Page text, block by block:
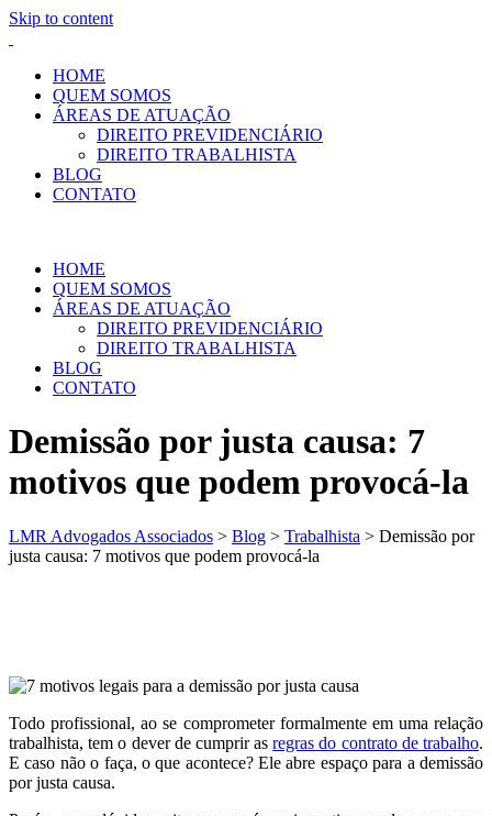
Skip to content
HOME
QUEM SOMOS
ÁREAS DE ATUAÇÃO
DIREITO PREVIDENCIÁRIO
DIREITO TRABALHISTA
BLOG
CONTATO
HOME
QUEM SOMOS
ÁREAS DE ATUAÇÃO
DIREITO PREVIDENCIÁRIO
DIREITO TRABALHISTA
BLOG
CONTATO
Demissão por justa causa: 7
motivos que podem provocá-la
LMR Advogados Associados > Blog > Trabalhista > Demissão por
justa causa: 7 motivos que podem provocá-la
Todo profissional, ao se comprometer formalmente em uma relação
trabalhista, tem o dever de cumprir asregras do contrato de trabalho.
E caso não o faça, o que acontece? Ele abre espaço para a demissão
por justa causa.